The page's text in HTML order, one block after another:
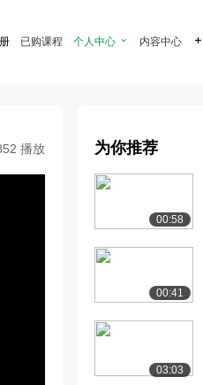
已购课程 个人中心  内容中心 
播放 为你推荐
00:58
00:41
03:03